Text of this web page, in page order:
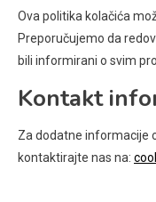
Ova politika kolačića
Preporučujemo da
bili informirani o svim
Kontakt
Za dodatne informacije
kontaktirajte nas na: